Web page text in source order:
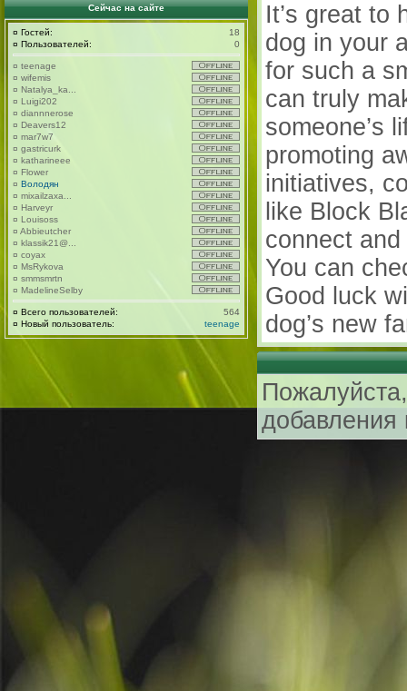
Сейчас на сайте
¤ Гостей:
18
¤ Пользователей: 0
¤ teenage
¤ wifemis
¤ Natalya_ka...
¤ Luigi202
¤ diannnerose
¤ Deavers12
¤ mar7w7
¤ gastricurk
¤ katharineee
¤ Flower
¤ Володян
¤ mixailzaxa...
¤ Harveyr
¤ Louisoss
¤ Abbieutcher
¤ klassik21@...
¤ coyax
¤ MsRykova
¤ smmsmrtn
¤ MadelineSelby
¤ Всего пользователей:
564
¤ Новый пользователь: teenage
It’s great to
dog in your
for such a
can truly
someone’s
promoting
initiatives,
like Block
connect
You can
Good luck
dog’s new
добавления